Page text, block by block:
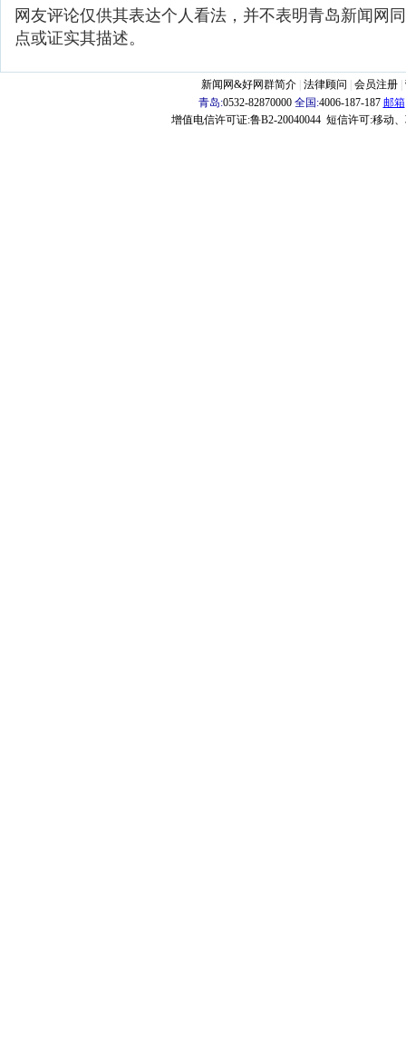
网友评论仅供其表达个人看法，并不表明青岛新闻网
点或证实其描述。